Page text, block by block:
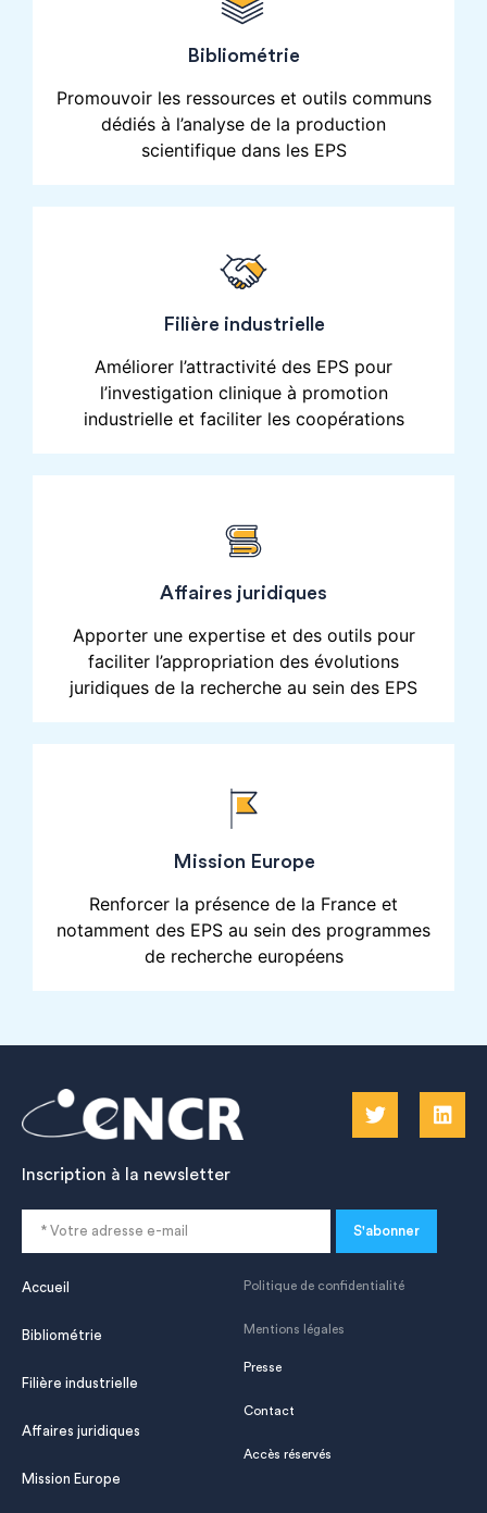
Bibliométrie
Promouvoir les ressources et outils communs
dédiés à l’analyse de la production
scientifique dans les EPS
Filière industrielle
Améliorer l’attractivité des EPS pour
l’investigation clinique à promotion
industrielle et faciliter les coopérations
Affaires juridiques
Apporter une expertise et des outils pour
faciliter l’appropriation des évolutions
juridiques de la recherche au sein des EPS
Mission Europe
Renforcer la présence de la France et
notamment des EPS au sein des programmes
de recherche européens
Politique de confidentialité
Mentions légales
Presse
Contact
Accès réservés
Accueil
Bibliométrie
Filière industrielle
Affaires juridiques
Mission Europe
Inscription à la newsletter
S'abonner